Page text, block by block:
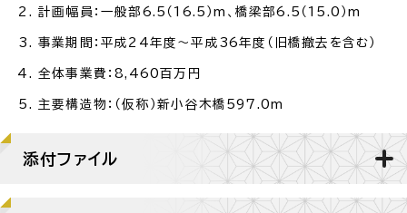
計画幅員：一般部6.5（16.5）m、橋梁部6.5（15.0）m
事業期間：平成24年度～平成36年度（旧橋撤去を含む）
全体事業費：8,460百万円
主要構造物：（仮称）新小谷木橋597.0m
添付ファイル